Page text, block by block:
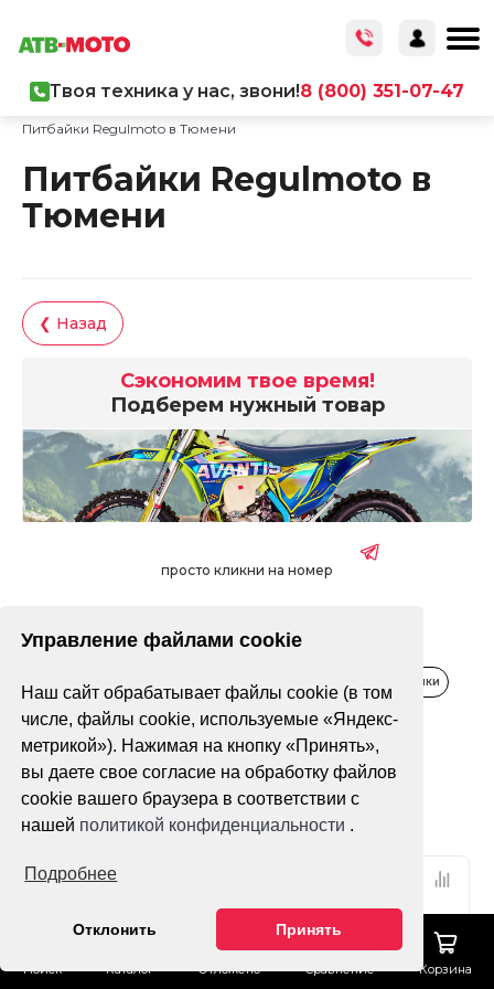
Управление файлами cookie
Наш сайт обрабатывает файлы cookie (в том
числе, файлы cookie, используемые «Яндекс-
метрикой»). Нажимая на кнопку «Принять»,
вы даете свое согласие на обработку файлов
cookie вашего браузера в соответствии с
нашей политикой конфиденциальности .
Подробнее
Отклонить Принять
Поиск Каталог Отложено Сравнение Корзина
Твоя техника у нас, звони!8 (800) 351-07-47
Питбайки Regulmoto в Тюмени
Питбайки Regulmoto в
Тюмени
❮ Назад
Сэкономим твое время!
Подберем нужный товар
просто кликни на номер
Распродажа Водная техника Зимняя техника
Квадроциклы Мопеды, скутеры Питбайки
Только в наличии
Фильтр По популярности